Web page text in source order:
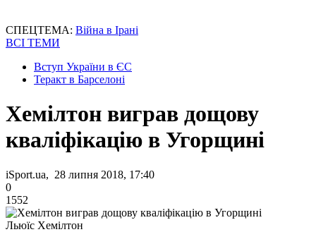
СПЕЦТЕМА: Війна в Ірані
ВСІ ТЕМИ
Вступ України в ЄС
Теракт в Барселоні
Хемілтон виграв дощову
кваліфікацію в Угорщині
iSport.ua, 28 липня 2018, 17:40
0
1552
Льюїс Хемілтон